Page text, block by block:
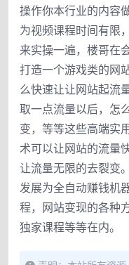
操作你本行业的内容
为视频课程时间有限
来实操一遍，楼哥在
打造一个游戏类的网
么快速让让网站起流
取一点流量以后，怎
变，等等这些高端实
术可以让网站的流量
让流量无限的去裂变
发展为全自动赚钱机
程，网站变现的各种
独家课程等等在内。